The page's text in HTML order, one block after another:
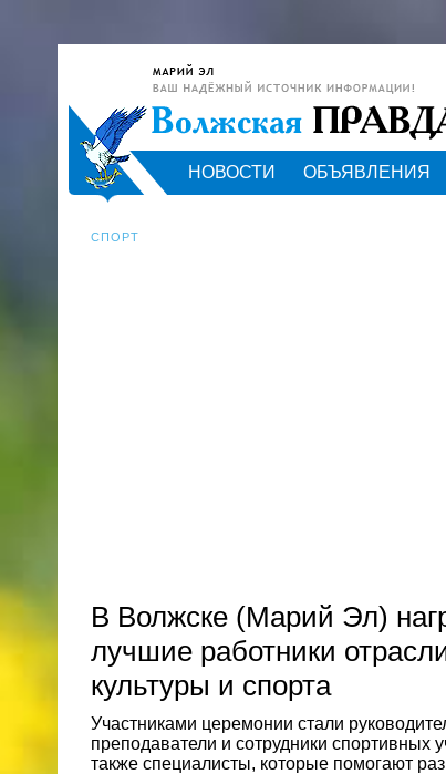
НОВОСТИ ОБЪЯВЛЕНИЯ
СПОРТ
В Волжске (Марий Эл)
лучшие работники
культуры и спорта
Участниками церемонии стали
преподаватели и сотрудники спортивных
также специалисты, которые помогают